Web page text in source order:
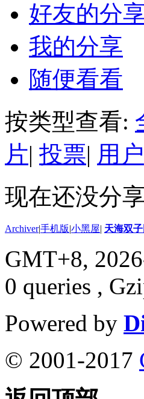
好友的分
我的分享
随便看看
按类型查看:
片| 投票| 用户
现在还没分
Archiver|手机版|小黑屋| 天海双
GMT+8,
0 queries ,
Powered by
© 2001-2017